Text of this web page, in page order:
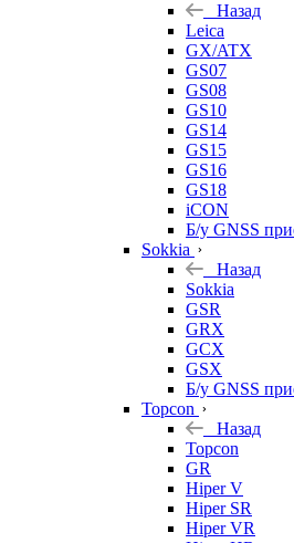
Назад
Leica
GX/ATX
GS07
GS08
GS10
GS14
GS15
GS16
GS18
iCON
Б/у GNSS
Sokkia
Назад
Sokkia
GSR
GRX
GCX
GSX
Б/у GNSS
Topcon
Назад
Topcon
GR
Hiper V
Hiper SR
Hiper VR